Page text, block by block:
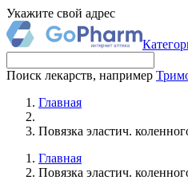
Укажите свой адрес
Поиск лекарств, например
Главная
Повязка эластич.
Главная
Повязка эластич.